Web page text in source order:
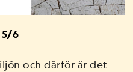
6
och därför är det